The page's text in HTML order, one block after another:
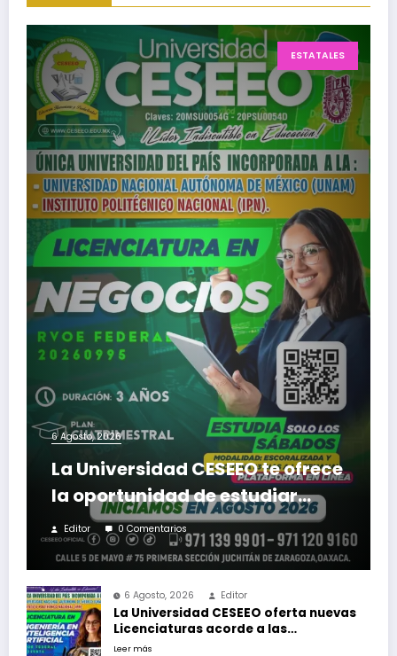
ESTATALES
6 Agosto, 2026
La Universidad CESEEO te ofrece
la oportunidad de estudiar
nuevas Licenciaturas en los
Campus Oaxaca, Puerto
Escondido, Ixtepec y en la
Matriz Juchitán.
Editor 0 Comentarios
6 Agosto, 2026 Editor
La Universidad CESEEO oferta nuevas
Licenciaturas acorde a las
necesidades educativas de los
Leer más